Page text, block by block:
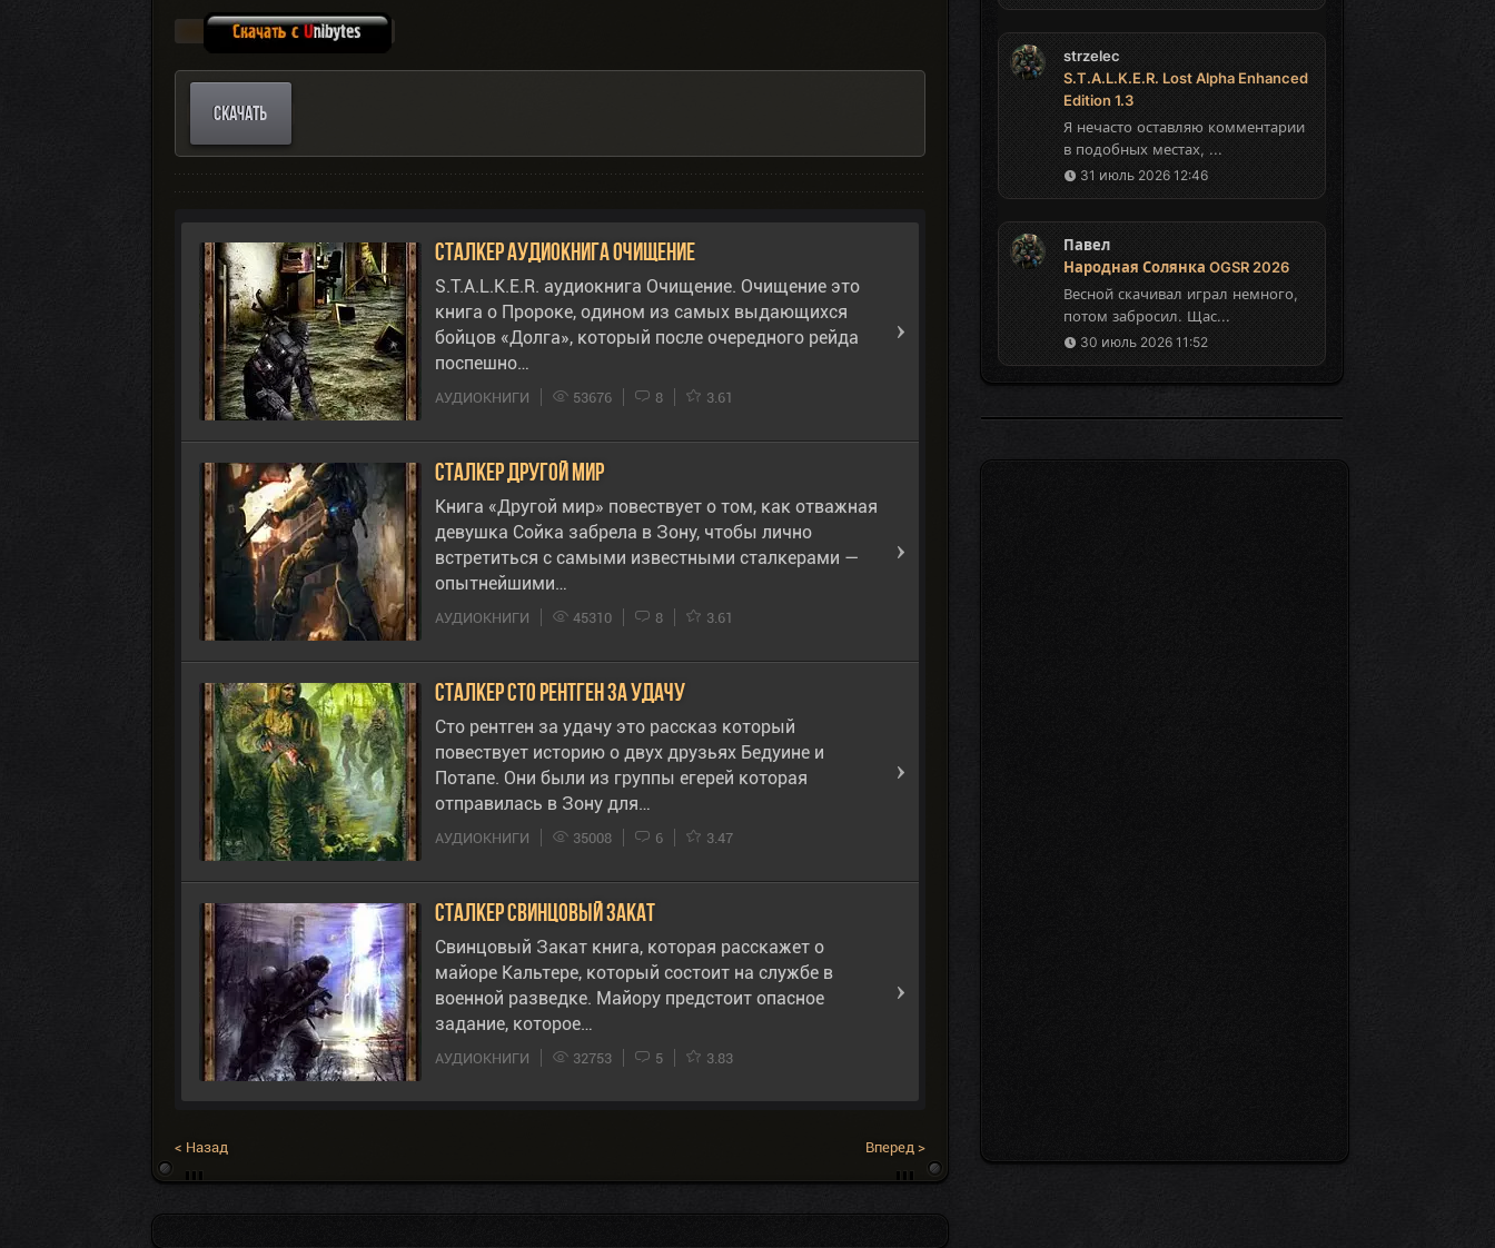
СКАЧАТЬ
Сталкер аудиокнига Очищение
S.T.A.L.K.E.R. аудиокнига Очищение. Очищение это
книга о Пророке, одином из самых выдающихся
бойцов «Долга», который после очередного рейда
поспешно…
АУДИОКНИГИ 53676 8 3.61
Сталкер Другой Мир
Книга «Другой мир» повествует о том, как отважная
девушка Сойка забрела в Зону, чтобы лично
встретиться с самыми известными сталкерами —
опытнейшими…
АУДИОКНИГИ 45310 8 3.61
Сталкер Сто рентген за удачу
Сто рентген за удачу это рассказ который
повествует историю о двух друзьях Бедуине и
Потапе. Они были из группы егерей которая
отправилась в Зону для…
АУДИОКНИГИ 35008 6 3.47
Сталкер Свинцовый Закат
Свинцовый Закат книга, которая расскажет о
майоре Кальтере, который состоит на службе в
военной разведке. Майору предстоит опасное
задание, которое…
АУДИОКНИГИ 32753 5 3.83
< Назад Вперед >
strzelec
S.T.A.L.K.E.R. Lost Alpha Enhanced
Edition 1.3
Я нечасто оставляю комментарии
в подобных местах, ...
31 июль 2026 12:46
Павел
Народная Солянка OGSR 2026
Весной скачивал играл немного,
потом забросил. Щас...
30 июль 2026 11:52